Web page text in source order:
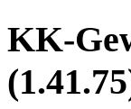
KK-